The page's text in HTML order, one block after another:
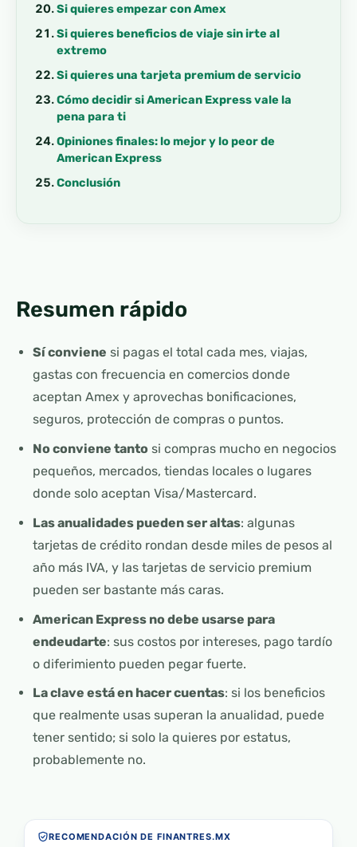
Si quieres empezar con Amex
Si quieres beneficios de viaje sin irte al
extremo
Si quieres una tarjeta premium de servicio
Cómo decidir si American Express vale la
pena para ti
Opiniones finales: lo mejor y lo peor de
American Express
Conclusión
Resumen rápido
Sí conviene si pagas el total cada mes, viajas,
gastas con frecuencia en comercios donde
aceptan Amex y aprovechas bonificaciones,
seguros, protección de compras o puntos.
No conviene tanto si compras mucho en negocios
pequeños, mercados, tiendas locales o lugares
donde solo aceptan Visa/Mastercard.
Las anualidades pueden ser altas: algunas
tarjetas de crédito rondan desde miles de pesos al
año más IVA, y las tarjetas de servicio premium
pueden ser bastante más caras.
American Express no debe usarse para
endeudarte: sus costos por intereses, pago tardío
o diferimiento pueden pegar fuerte.
La clave está en hacer cuentas: si los beneficios
que realmente usas superan la anualidad, puede
tener sentido; si solo la quieres por estatus,
probablemente no.
RECOMENDACIÓN DE FINANTRES.MX